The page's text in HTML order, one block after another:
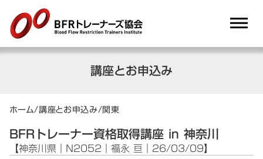
講座とお申込み
ホーム/講座とお申込み/関東
BFRトレーナー資格取得講座 in 神奈川
【神奈川県｜N2052｜福永 亘｜26/03/09】
dehaze